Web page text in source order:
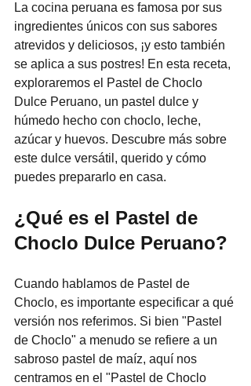
La cocina peruana es famosa por sus
ingredientes únicos con sus sabores
atrevidos y deliciosos, ¡y esto también
se aplica a sus postres! En esta receta,
exploraremos el Pastel de Choclo
Dulce Peruano, un pastel dulce y
húmedo hecho con choclo, leche,
azúcar y huevos. Descubre más sobre
este dulce versátil, querido y cómo
puedes prepararlo en casa.
¿Qué es el Pastel de
Choclo Dulce Peruano?
Cuando hablamos de Pastel de
Choclo, es importante especificar a qué
versión nos referimos. Si bien "Pastel
de Choclo" a menudo se refiere a un
sabroso pastel de maíz, aquí nos
centramos en el "Pastel de Choclo